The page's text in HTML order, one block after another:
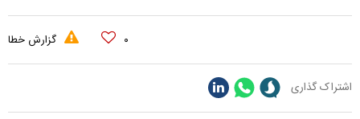
۰ گزارش خطا
اشتراک گذاری